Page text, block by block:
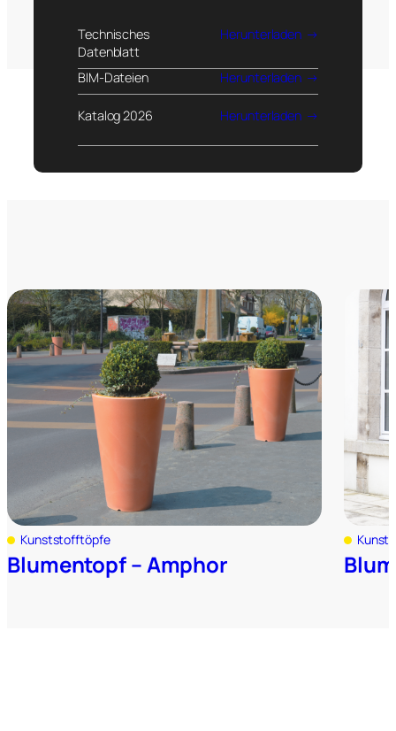
Technisches
Datenblatt
Herunterladen
BIM-Dateien Herunterladen
Katalog 2026 Herunterladen
Kunststofftöpfe
Blumentopf – Amphor